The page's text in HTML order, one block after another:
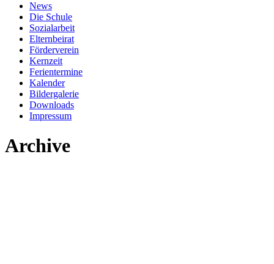
News
Die Schule
Sozialarbeit
Elternbeirat
Förderverein
Kernzeit
Ferientermine
Kalender
Bildergalerie
Downloads
Impressum
Archive